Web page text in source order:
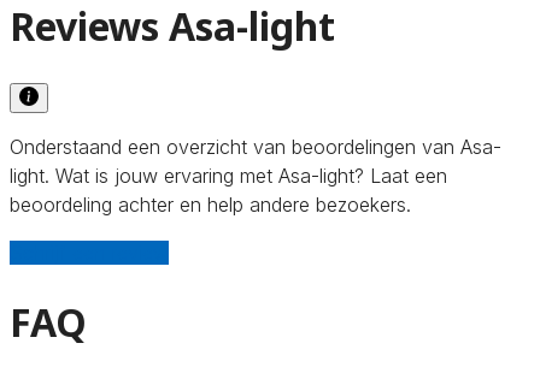
Reviews Asa-light
Onderstaand een overzicht van beoordelingen van Asa-
light. Wat is jouw ervaring met Asa-light? Laat een
beoordeling achter en help andere bezoekers.
FAQ